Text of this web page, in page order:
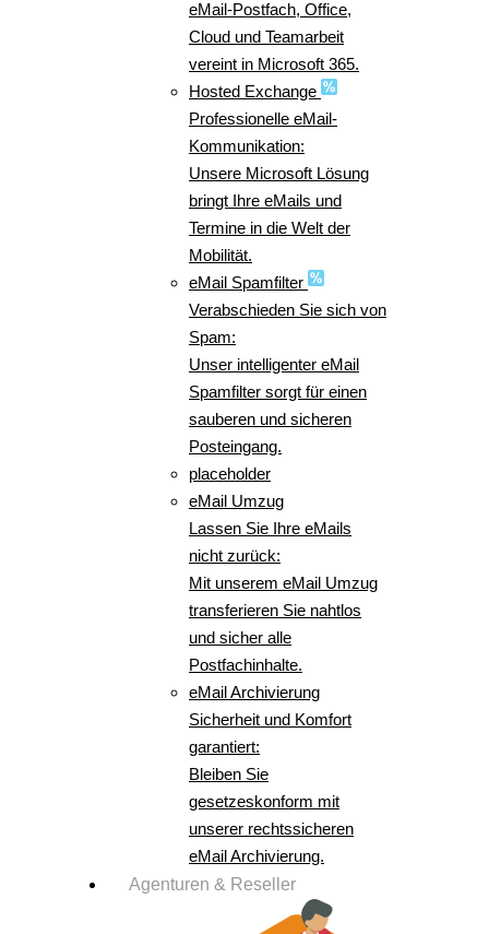
eMail-Postfach, Office,
Cloud und Teamarbeit
vereint in Microsoft 365.
Hosted Exchange
Professionelle eMail-
Kommunikation:
Unsere Microsoft Lösung
bringt Ihre eMails und
Termine in die Welt der
Mobilität.
eMail Spamfilter
Verabschieden Sie sich von
Spam:
Unser intelligenter eMail
Spamfilter sorgt für einen
sauberen und sicheren
Posteingang.
placeholder
eMail Umzug
Lassen Sie Ihre eMails
nicht zurück:
Mit unserem eMail Umzug
transferieren Sie nahtlos
und sicher alle
Postfachinhalte.
eMail Archivierung
Sicherheit und Komfort
garantiert:
Bleiben Sie
gesetzeskonform mit
unserer rechtssicheren
eMail Archivierung.
Agenturen & Reseller